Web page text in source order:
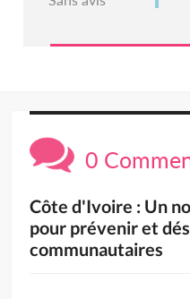
0
Côte d'Ivoire : Un
pour prévenir et
communautaires